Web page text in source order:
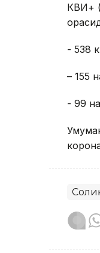
КВИ+
- 538
– 155
- 99